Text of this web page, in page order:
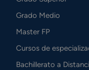
Grado Medio
Master FP
Cursos de
Bachillerato a